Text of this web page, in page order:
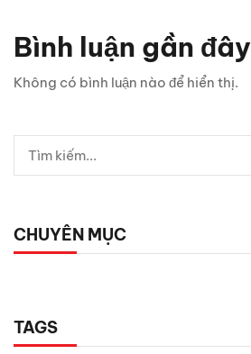
Bình luận gần đây
Không có bình luận nào để hiển thị.
CHUYÊN MỤC
TAGS